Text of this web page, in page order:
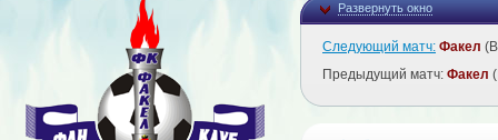
Развернуть окно
Следующий матч: Факел
Предыдущий матч: Факел